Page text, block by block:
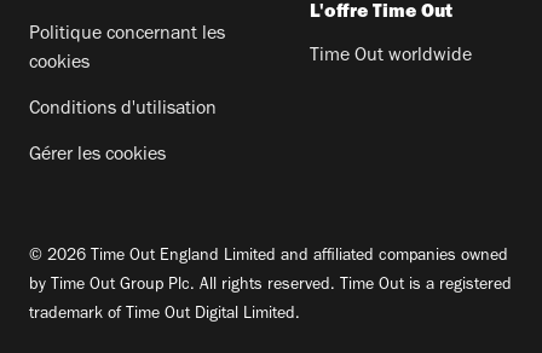
Politique concernant les
cookies
Conditions d'utilisation
Gérer les cookies
L'offre Time Out
Time Out worldwide
© 2026 Time Out England Limited and affiliated companies owned
by Time Out Group Plc. All rights reserved. Time Out is a registered
trademark of Time Out Digital Limited.